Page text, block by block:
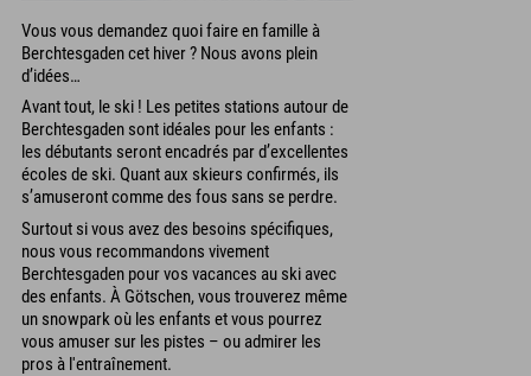
Vous vous demandez quoi faire en famille à
Berchtesgaden cet hiver ? Nous avons plein
d’idées…
Avant tout, le ski ! Les petites stations autour de
Berchtesgaden sont idéales pour les enfants :
les débutants seront encadrés par d’excellentes
écoles de ski. Quant aux skieurs confirmés, ils
s’amuseront comme des fous sans se perdre.
Surtout si vous avez des besoins spécifiques,
nous vous recommandons vivement
Berchtesgaden pour vos vacances au ski avec
des enfants. À Götschen, vous trouverez même
un snowpark où les enfants et vous pourrez
vous amuser sur les pistes – ou admirer les
pros à l'entraînement.